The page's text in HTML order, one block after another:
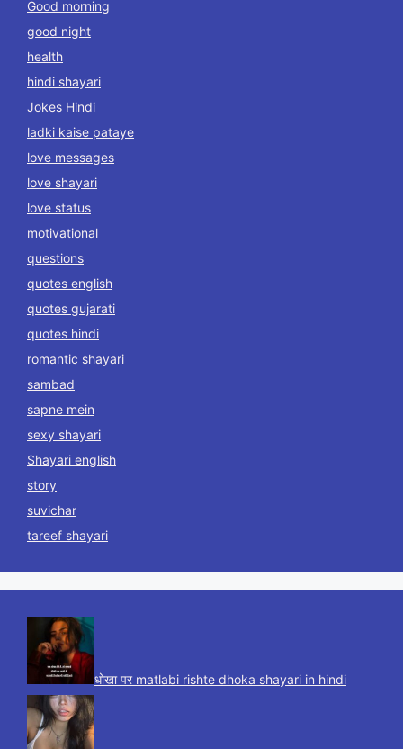
Good morning
good night
health
hindi shayari
Jokes Hindi
ladki kaise pataye
love messages
love shayari
love status
motivational
questions
quotes english
quotes gujarati
quotes hindi
romantic shayari
sambad
sapne mein
sexy shayari
Shayari english
story
suvichar
tareef shayari
धोखा पर matlabi rishte dhoka shayari in hindi